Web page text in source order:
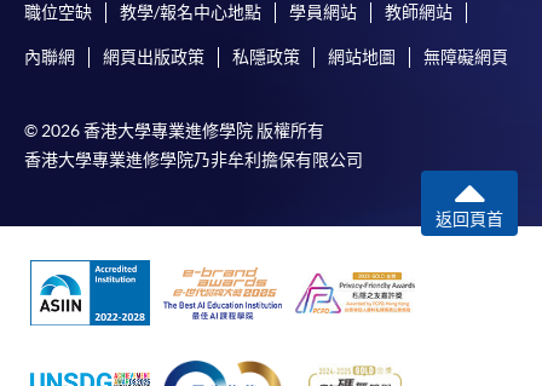
職位空缺 教學/報名中心地點 學員網站 教師網站
內聯網 網頁出版政策 私隱政策 網站地圖 無障礙網頁
© 2026 香港大學專業進修學院 版權所有
香港大學專業進修學院乃非牟利擔保有限公司
返回頁首